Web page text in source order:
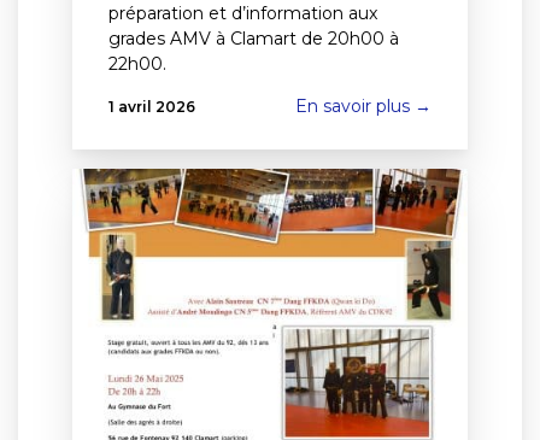
préparation et d’information aux
grades AMV à Clamart de 20h00 à
22h00.
1 avril 2026 En savoir plus →